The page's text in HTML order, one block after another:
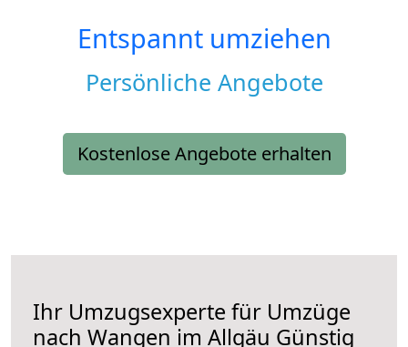
Entspannt umziehen
Persönliche Angebote
Kostenlose Angebote erhalten
Ihr Umzugsexperte für Umzüge
nach Wangen im Allgäu Günstig